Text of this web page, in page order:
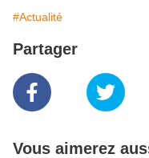
#Actualité
Partager
Vous aimerez